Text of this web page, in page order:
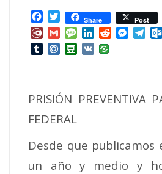
Facebook
TwitterShare Post
Diary.Ru
GmailMessage
LinkedIn
Reddit
TumblrMail.RuDouban
VK
PRISIÓN PREVENTIVA
FEDERAL
Desde que publicamos
un año y medio y